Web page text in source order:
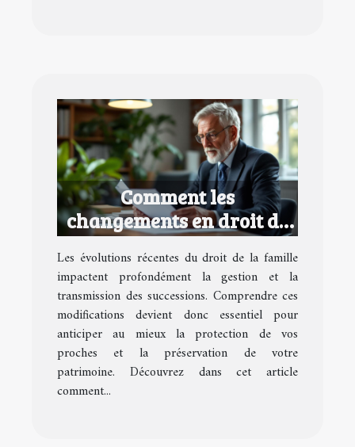
Comment les
changements en droit de
la famille affectent vos
successions ?
Les évolutions récentes du droit de la famille
impactent profondément la gestion et la
transmission des successions. Comprendre ces
modifications devient donc essentiel pour
anticiper au mieux la protection de vos
proches et la préservation de votre
patrimoine. Découvrez dans cet article
comment...